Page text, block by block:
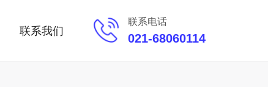
联系我们
联系电话
021-68060114